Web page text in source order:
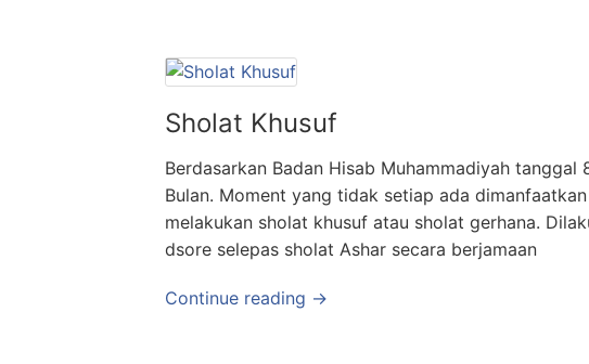
Sholat Khusuf
Berdasarkan Badan Hisab Muhammadiyah
Bulan. Moment yang tidak setiap ada
melakukan sholat khusuf atau sholat gerhana.
dsore selepas sholat Ashar secara berjamaan
Continue reading →